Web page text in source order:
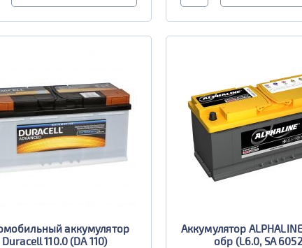
аккумулятор
Duracell 110.0 (DA 110)
Аккумулятор
обр (L6.0, SA